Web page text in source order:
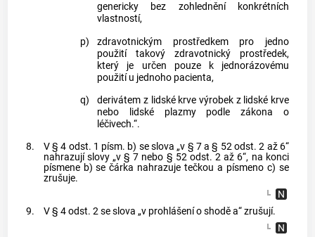
genericky bez zohlednění konkrétních
vlastností,
p)
zdravotnickým prostředkem pro jedno
použití takový zdravotnický prostředek,
který je určen pouze k jednorázovému
použití u jednoho pacienta,
q)
derivátem z lidské krve výrobek z lidské krve
nebo lidské plazmy podle zákona o
léčivech.“.
8.
V § 4 odst. 1 písm. b) se slova „v § 7 a § 52 odst. 2 až 6“
nahrazují slovy „v § 7 nebo § 52 odst. 2 až 6“, na konci
písmene b) se čárka nahrazuje tečkou a písmeno c) se
zrušuje.
9. V § 4 odst. 2 se slova „v prohlášení o shodě a“ zrušují.